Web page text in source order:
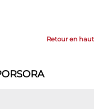
Retour en haut